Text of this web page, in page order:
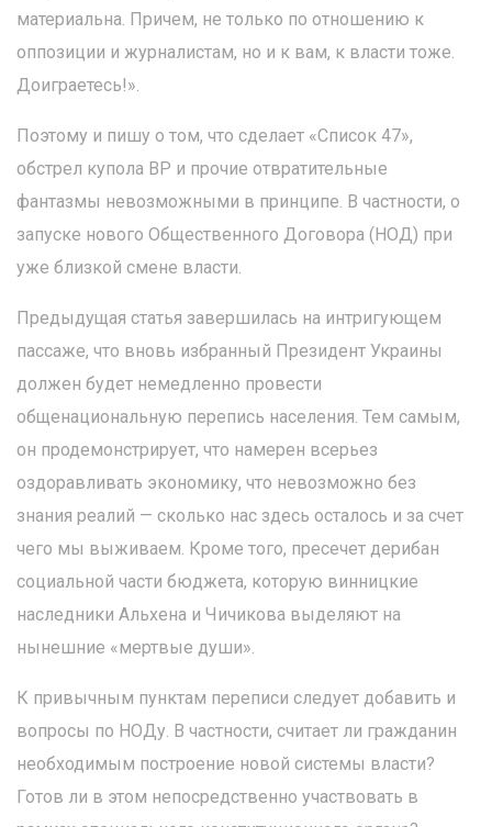
материальна. Причем, не только по отношению к
оппозиции и журналистам, но и к вам, к власти тоже.
Доиграетесь!».
Поэтому и пишу о том, что сделает «Список 47»,
обстрел купола ВР и прочие отвратительные
фантазмы невозможными в принципе. В частности, о
запуске нового Общественного Договора (НОД) при
уже близкой смене власти.
Предыдущая статья завершилась на интригующем
пассаже, что вновь избранный Президент Украины
должен будет немедленно провести
общенациональную перепись населения. Тем самым,
он продемонстрирует, что намерен всерьез
оздоравливать экономику, что невозможно без
знания реалий — сколько нас здесь осталось и за счет
чего мы выживаем. Кроме того, пресечет дерибан
социальной части бюджета, которую винницкие
наследники Альхена и Чичикова выделяют на
нынешние «мертвые души».
К привычным пунктам переписи следует добавить и
вопросы по НОДу. В частности, считает ли гражданин
необходимым построение новой системы власти?
Готов ли в этом непосредственно участвовать в